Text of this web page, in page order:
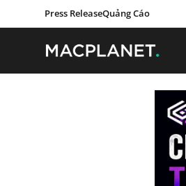
Press ReleaseQuảng Cáo